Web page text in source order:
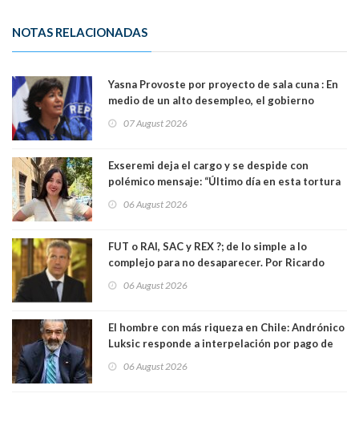
NOTAS RELACIONADAS
Yasna Provoste por proyecto de sala cuna : En
medio de un alto desempleo, el gobierno
07 August 2026
Exseremi deja el cargo y se despide con
polémico mensaje: “Último día en esta tortura
06 August 2026
FUT o RAI, SAC y REX ?; de lo simple a lo
complejo para no desaparecer. Por Ricardo
06 August 2026
El hombre con más riqueza en Chile: Andrónico
Luksic responde a interpelación por pago de
día que me muera”
06 August 2026